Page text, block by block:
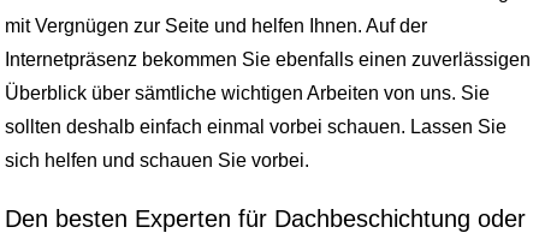
mit Vergnügen zur Seite und helfen Ihnen. Auf der
Internetpräsenz bekommen Sie ebenfalls einen zuverlässigen
Überblick über sämtliche wichtigen Arbeiten von uns. Sie
sollten deshalb einfach einmal vorbei schauen. Lassen Sie
sich helfen und schauen Sie vorbei.
Den besten Experten für Dachbeschichtung oder